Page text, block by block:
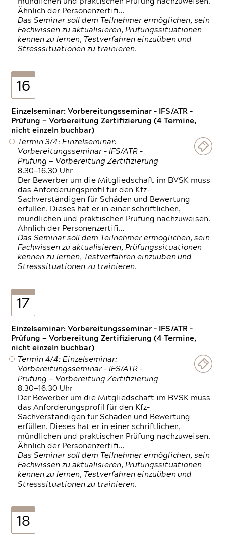
Ähnlich der Personenzertifi…
Das Seminar soll dem Teilnehmer ermöglichen, sein
Fachwissen zu aktualisieren, Prüfungssituationen
kennen zu lernen, Testverfahren einzuüben und
Stresssituationen zu trainieren.
16
Einzelseminar: Vorbereitungsseminar - IFS/ATR -
Prüfung — Vorbereitung Zertifizierung (4 Termine,
nicht einzeln buchbar)
Termin 3/4: Einzelseminar:
Vorbereitungsseminar - IFS/ATR -
Prüfung — Vorbereitung Zertifizierung
8.30—16.30 Uhr
Der Bewerber um die Mitgliedschaft im BVSK muss
das Anforderungsprofil für den Kfz-
Sachverständigen für Schäden und Bewertung
erfüllen. Dieses hat er in einer schriftlichen,
mündlichen und praktischen Prüfung nachzuweisen.
Ähnlich der Personenzertifi…
Das Seminar soll dem Teilnehmer ermöglichen, sein
Fachwissen zu aktualisieren, Prüfungssituationen
kennen zu lernen, Testverfahren einzuüben und
Stresssituationen zu trainieren.
17
Einzelseminar: Vorbereitungsseminar - IFS/ATR -
Prüfung — Vorbereitung Zertifizierung (4 Termine,
nicht einzeln buchbar)
Termin 4/4: Einzelseminar:
Vorbereitungsseminar - IFS/ATR -
Prüfung — Vorbereitung Zertifizierung
8.30—16.30 Uhr
Der Bewerber um die Mitgliedschaft im BVSK muss
das Anforderungsprofil für den Kfz-
Sachverständigen für Schäden und Bewertung
erfüllen. Dieses hat er in einer schriftlichen,
mündlichen und praktischen Prüfung nachzuweisen.
Ähnlich der Personenzertifi…
Das Seminar soll dem Teilnehmer ermöglichen, sein
Fachwissen zu aktualisieren, Prüfungssituationen
kennen zu lernen, Testverfahren einzuüben und
Stresssituationen zu trainieren.
18